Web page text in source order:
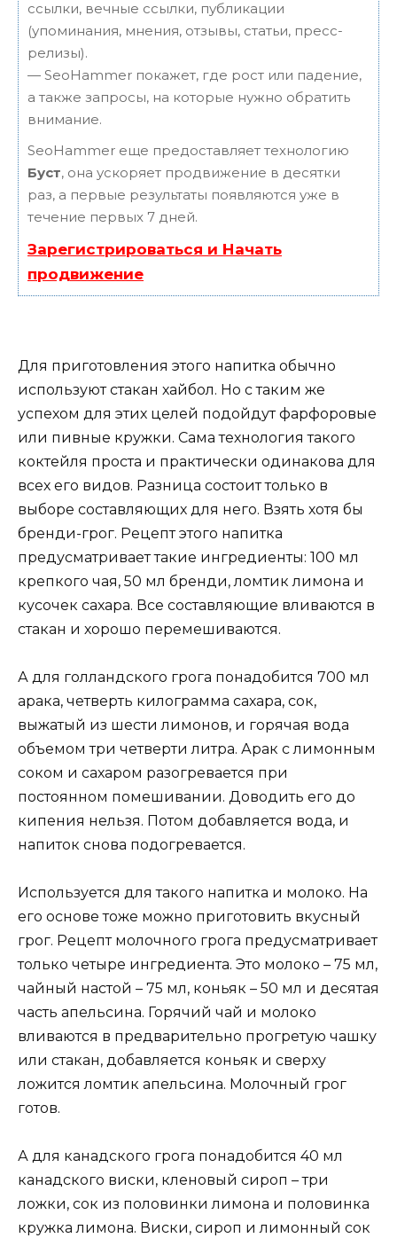
ссылки, вечные ссылки, публикации
(упоминания, мнения, отзывы, статьи, пресс-
релизы).
— SeoHammer покажет, где рост или падение,
а также запросы, на которые нужно обратить
внимание.
SeoHammer еще предоставляет технологию
Буст, она ускоряет продвижение в десятки
раз, а первые результаты появляются уже в
течение первых 7 дней.
Зарегистрироваться и Начать
продвижение
Для приготовления этого напитка обычно
используют стакан хайбол. Но с таким же
успехом для этих целей подойдут фарфоровые
или пивные кружки. Сама технология такого
коктейля проста и практически одинакова для
всех его видов. Разница состоит только в
выборе составляющих для него. Взять хотя бы
бренди-грог. Рецепт этого напитка
предусматривает такие ингредиенты: 100 мл
крепкого чая, 50 мл бренди, ломтик лимона и
кусочек сахара. Все составляющие вливаются в
стакан и хорошо перемешиваются.
А для голландского грога понадобится 700 мл
арака, четверть килограмма сахара, сок,
выжатый из шести лимонов, и горячая вода
объемом три четверти литра. Арак с лимонным
соком и сахаром разогревается при
постоянном помешивании. Доводить его до
кипения нельзя. Потом добавляется вода, и
напиток снова подогревается.
Используется для такого напитка и молоко. На
его основе тоже можно приготовить вкусный
грог. Рецепт молочного грога предусматривает
только четыре ингредиента. Это молоко – 75 мл,
чайный настой – 75 мл, коньяк – 50 мл и десятая
часть апельсина. Горячий чай и молоко
вливаются в предварительно прогретую чашку
или стакан, добавляется коньяк и сверху
ложится ломтик апельсина. Молочный грог
готов.
А для канадского грога понадобится 40 мл
канадского виски, кленовый сироп – три
ложки, сок из половинки лимона и половинка
кружка лимона. Виски, сироп и лимонный сок